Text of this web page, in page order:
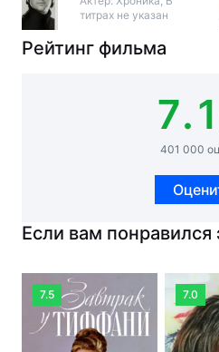
титрах не указан
Рейтинг фильма
7.1
401 000
Если вам понравился
7.5 7.0